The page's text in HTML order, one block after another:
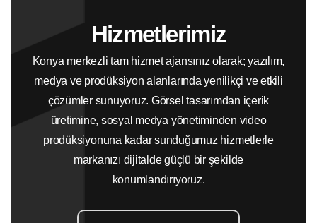
Hizmetlerimiz
Konya merkezli tam hizmet ajansınız olarak; yazılım,
medya ve prodüksiyon alanlarında yenilikçi ve etkili
çözümler sunuyoruz. Görsel tasarımdan içerik
üretimine, sosyal medya yönetiminden video
prodüksiyonuna kadar sunduğumuz hizmetlerle
markanızı dijitalde güçlü bir şekilde
konumlandırıyoruz.